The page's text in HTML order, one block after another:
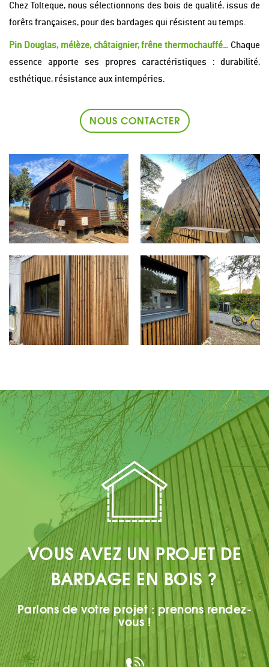
Chez Tolteque, nous sélectionnons des bois de qualité, issus de
forêts françaises, pour des bardages qui résistent au temps.
Pin Douglas, mélèze, châtaignier, frêne thermochauffé… Chaque
essence apporte ses propres caractéristiques : durabilité,
esthétique, résistance aux intempéries.
NOUS CONTACTER
VOUS AVEZ UN PROJET DE
BARDAGE EN BOIS ?
Parlons de votre projet : prenons rendez-
vous !